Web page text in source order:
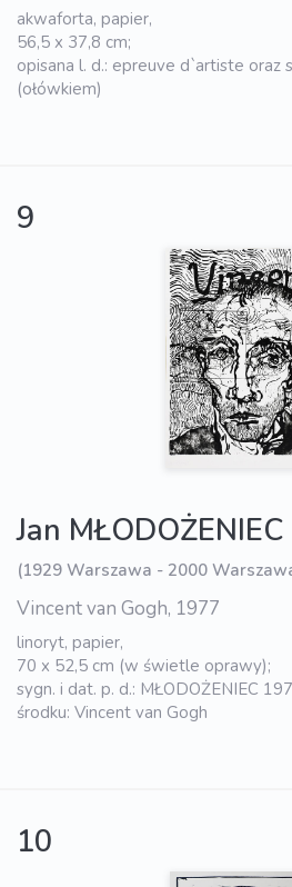
akwaforta, papier,
56,5 x 37,8 cm;
opisana l. d.: epreuve d`artiste oraz
(ołówkiem)
9
Jan MŁODOŻENIEC
(1929 Warszawa - 2000
Vincent van Gogh, 1977
linoryt, papier,
70 x 52,5 cm (w świetle oprawy);
sygn. i dat. p. d.: MŁODOŻENIEC
środku: Vincent van Gogh
10